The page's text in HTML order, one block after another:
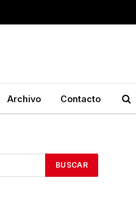
Archivo Contacto